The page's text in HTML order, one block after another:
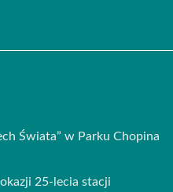
Świata” w Parku Chopina
25-lecia stacji